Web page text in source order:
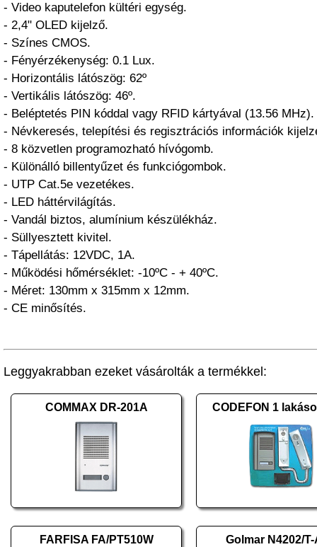
- Video kaputelefon kültéri egység.
- 2,4" OLED kijelző.
- Színes CMOS.
- Fényérzékenység: 0.1 Lux.
- Horizontális látószög: 62º
- Vertikális látószög: 46º.
- Beléptetés PIN kóddal vagy RFID kártyával (13.56 MHz).
- Névkeresés, telepítési és regisztrációs információk
- 8 közvetlen programozható hívógomb.
- Különálló billentyűzet és funkciógombok.
- UTP Cat.5e vezetékes.
- LED háttérvilágítás.
- Vandál biztos, alumínium készülékház.
- Süllyesztett kivitel.
- Tápellátás: 12VDC, 1A.
- Működési hőmérséklet: -10ºC - + 40ºC.
- Méret: 130mm x 315mm x 12mm.
- CE minősítés.
Leggyakrabban ezeket vásárolták a termékkel:
COMMAX DR-201A CODEFON 1
FARFISA FA/PT510W Golmar N4202/